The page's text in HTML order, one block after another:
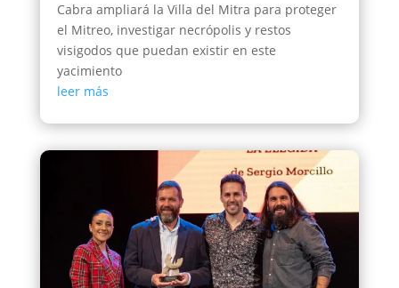
Cabra ampliará la Villa del Mitra para proteger
el Mitreo, investigar necrópolis y restos
visigodos que puedan existir en este
yacimiento
leer más